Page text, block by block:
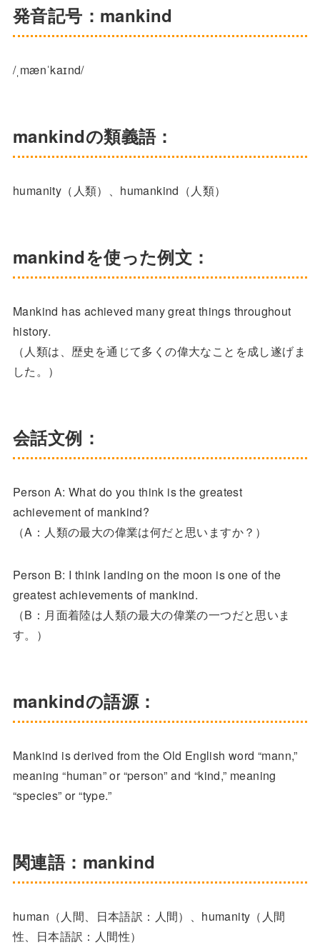
発音記号：mankind
/ˌmænˈkaɪnd/
mankindの類義語：
humanity（人類）、humankind（人類）
mankindを使った例文：
Mankind has achieved many great things throughout
history.
（人類は、歴史を通じて多くの偉大なことを成し遂げま
した。）
会話文例：
Person A: What do you think is the greatest
achievement of mankind?
（A：人類の最大の偉業は何だと思いますか？）
Person B: I think landing on the moon is one of the
greatest achievements of mankind.
（B：月面着陸は人類の最大の偉業の一つだと思いま
す。）
mankindの語源：
Mankind is derived from the Old English word “mann,”
meaning “human” or “person” and “kind,” meaning
“species” or “type.”
関連語：mankind
human（人間、日本語訳：人間）、humanity（人間
性、日本語訳：人間性）